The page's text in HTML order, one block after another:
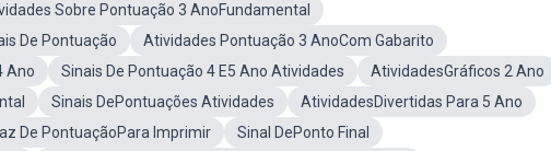
Sobre Pontuação 3 AnoFundamental
De Pontuação
Atividades Pontuação 3 AnoCom Gabarito
Ano Sinais De Pontuação 4 E5 Ano Atividades
AtividadesGráficos 2 Ano
Sinais DePontuações Atividades
AtividadesDivertidas Para 5 Ano
De PontuaçãoPara Imprimir
Sinal DePonto Final